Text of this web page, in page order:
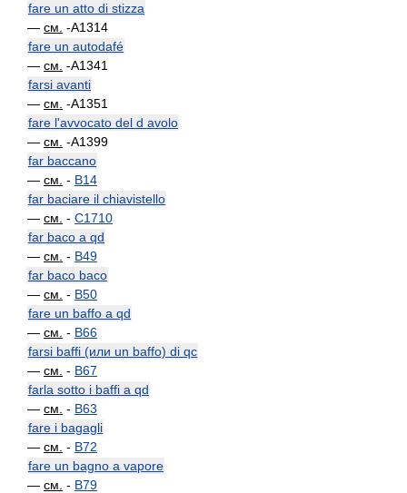
fare un atto di stizza
— см. -A1314
fare un autodafé
— см. -A1341
farsi avanti
— см. -A1351
fare l'avvocato del d avolo
— см. -A1399
far baccano
— см. - B14
far baciare il chiavistello
— см. - C1710
far baco a qd
— см. - B49
far baco baco
— см. - B50
fare un baffo a qd
— см. - B66
farsi baffi (или un baffo) di qc
— см. - B67
farla sotto i baffi a qd
— см. - B63
fare i bagagli
— см. - B72
fare un bagno a vapore
— см. - B79